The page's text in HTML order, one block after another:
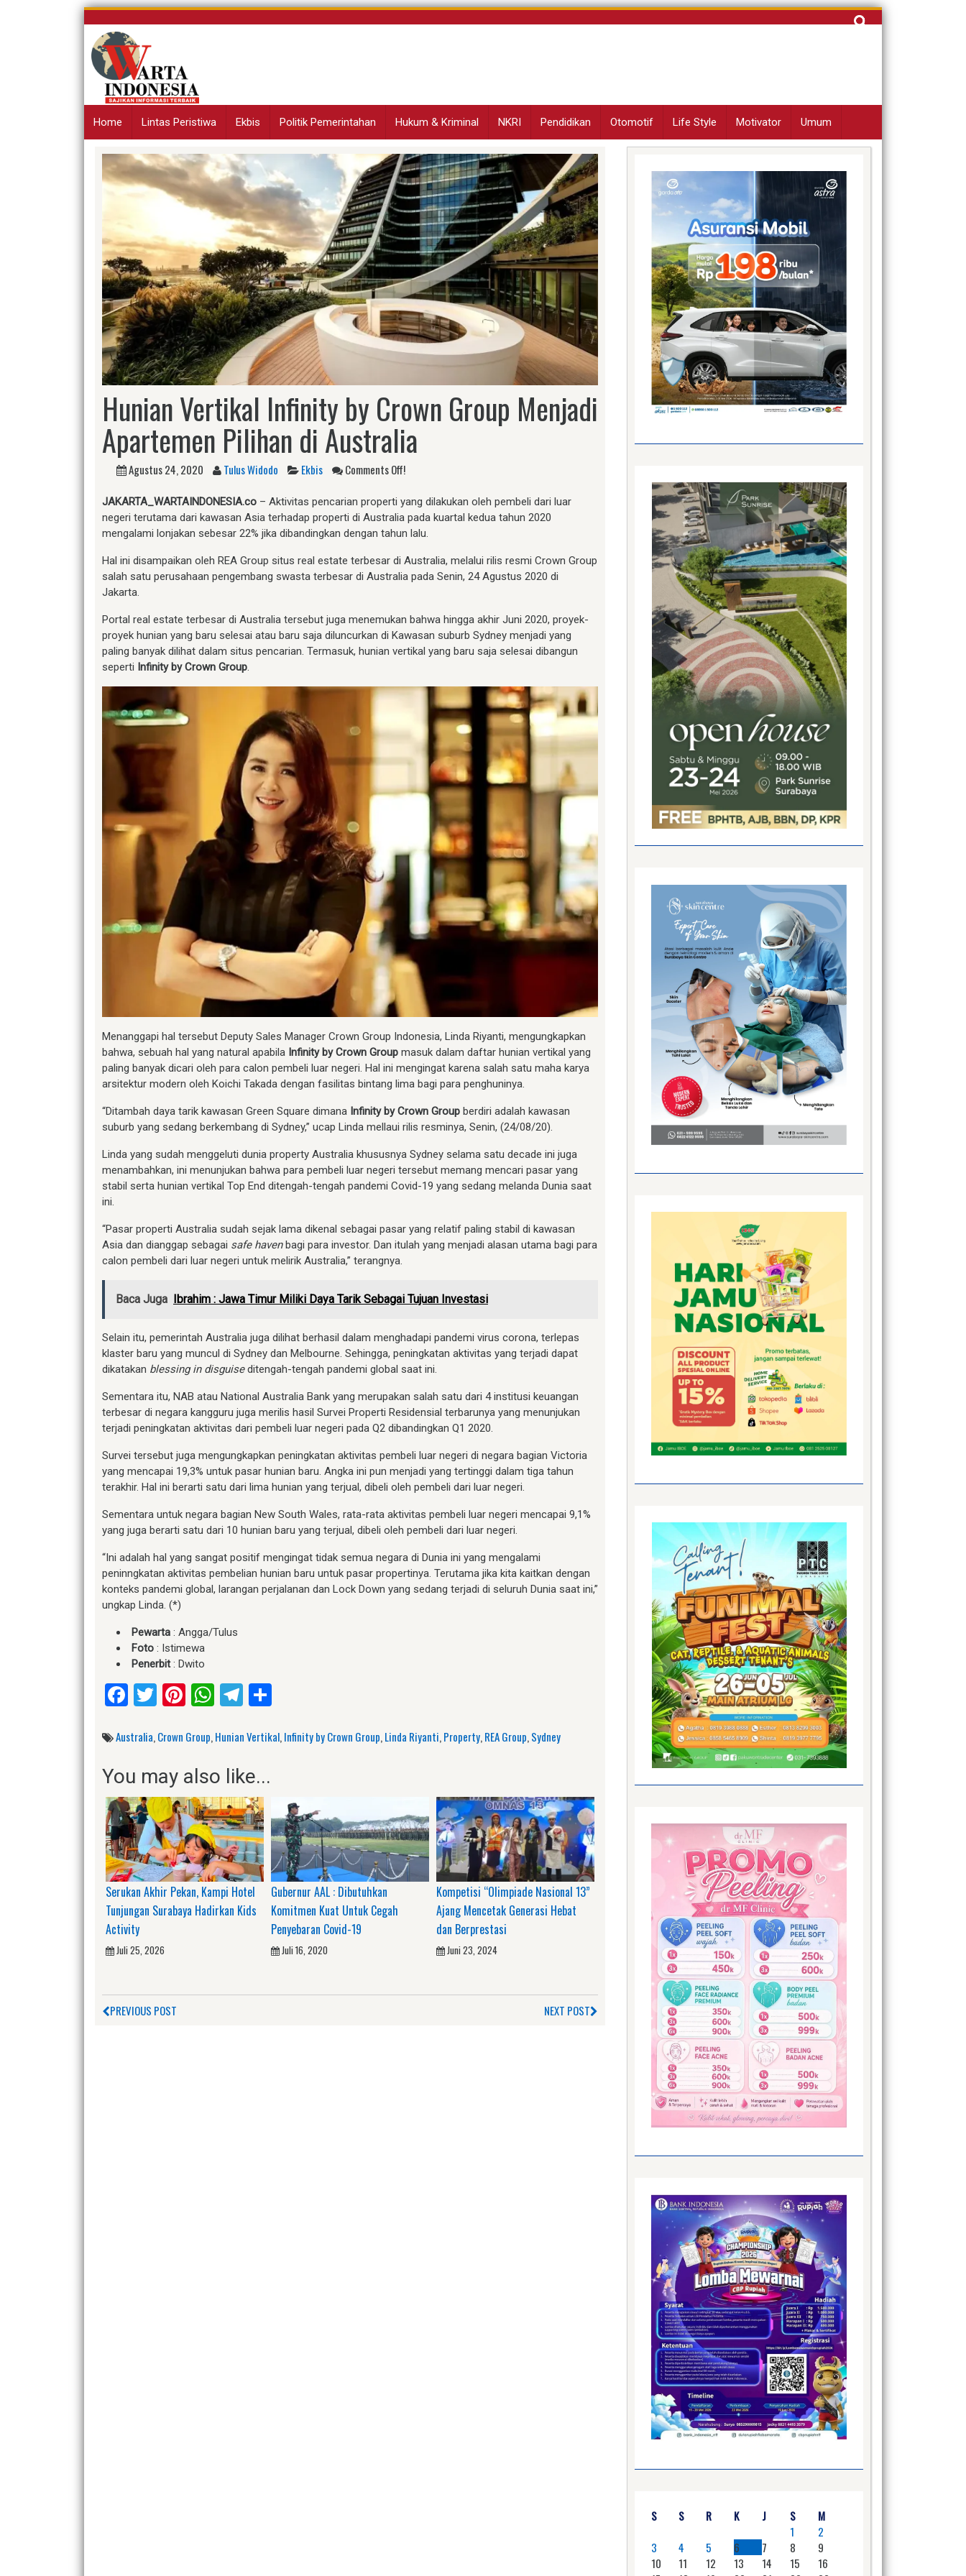
Skip
content
Cari
Home Lintas Peristiwa Ekbis Politik Pemerintahan Hukum & Kriminal NKRI Pendidikan Otomotif Life Style Motivator Umum
Hunian Vertikal Infinity by Crown Group Menjadi
Apartemen Pilihan di Australia
Agustus 24, 2020 Tulus Widodo Ekbis Comments Off!
JAKARTA_WARTAINDONESIA.co – Aktivitas pencarian properti yang dilakukan oleh pembeli dari luar
negeri terutama dari kawasan Asia terhadap properti di Australia pada kuartal kedua tahun 2020
mengalami lonjakan sebesar 22% jika dibandingkan dengan tahun lalu.
Hal ini disampaikan oleh REA Group situs real estate terbesar di Australia, melalui rilis resmi Crown Group
salah satu perusahaan pengembang swasta terbesar di Australia pada Senin, 24 Agustus 2020 di
Jakarta.
Portal real estate terbesar di Australia tersebut juga menemukan bahwa hingga akhir Juni 2020, proyek-
proyek hunian yang baru selesai atau baru saja diluncurkan di Kawasan suburb Sydney menjadi yang
paling banyak dilihat dalam situs pencarian. Termasuk, hunian vertikal yang baru saja selesai dibangun
seperti Infinity by Crown Group
Menanggapi hal tersebut Deputy Sales Manager Crown Group Indonesia, Linda Riyanti, mengungkapkan
bahwa, sebuah hal yang natural apabila Infinity by Crown Group masuk dalam daftar hunian vertikal yang
paling banyak dicari oleh para calon pembeli luar negeri. Hal ini mengingat karena salah satu maha karya
arsitektur modern oleh Koichi Takada dengan fasilitas bintang lima bagi para penghuninya.
“Ditambah daya tarik kawasan Green Square dimana Infinity by Crown Group berdiri adalah kawasan
suburb yang sedang berkembang di Sydney,” ucap Linda mellaui rilis resminya, Senin, (24/08/20).
Linda yang sudah menggeluti dunia property Australia khususnya Sydney selama satu decade ini juga
menambahkan, ini menunjukan bahwa para pembeli luar negeri tersebut memang mencari pasar yang
stabil serta hunian vertikal Top End ditengah-tengah pandemi Covid-19 yang sedang melanda Dunia saat
ini.
“Pasar properti Australia sudah sejak lama dikenal sebagai pasar yang relatif paling stabil di kawasan
Asia dan dianggap sebagai safe havenbagi para investor. Dan itulah yang menjadi alasan utama bagi para
calon pembeli dari luar negeri untuk melirik Australia,” terangnya.
Baca Juga Ibrahim : Jawa Timur Miliki Daya Tarik Sebagai Tujuan Investasi
Selain itu, pemerintah Australia juga dilihat berhasil dalam menghadapi pandemi virus corona, terlepas
klaster baru yang muncul di Sydney dan Melbourne. Sehingga, peningkatan aktivitas yang terjadi dapat
dikatakan blessing in disguiseditengah-tengah pandemi global saat ini.
Sementara itu, NAB atau National Australia Bank yang merupakan salah satu dari 4 institusi keuangan
terbesar di negara kangguru juga merilis hasil Survei Properti Residensial terbarunya yang menunjukan
terjadi peningkatan aktivitas dari pembeli luar negeri pada Q2 dibandingkan Q1 2020.
Survei tersebut juga mengungkapkan peningkatan aktivitas pembeli luar negeri di negara bagian Victoria
yang mencapai 19,3% untuk pasar hunian baru. Angka ini pun menjadi yang tertinggi dalam tiga tahun
terakhir. Hal ini berarti satu dari lima hunian yang terjual, dibeli oleh pembeli dari luar negeri.
Sementara untuk negara bagian New South Wales, rata-rata aktivitas pembeli luar negeri mencapai 9,1%
yang juga berarti satu dari 10 hunian baru yang terjual, dibeli oleh pembeli dari luar negeri.
“Ini adalah hal yang sangat positif mengingat tidak semua negara di Dunia ini yang mengalami
peninngkatan aktivitas pembelian hunian baru untuk pasar propertinya. Terutama jika kita kaitkan dengan
konteks pandemi global, larangan perjalanan dan Lock Down yang sedang terjadi di seluruh Dunia saat ini,”
ungkap Linda. (*)
Pewarta : Angga/Tulus
Foto : Istimewa
Penerbit: Dwito
Facebook
Twitter
Pinterest
WhatsApp
Telegram
Australia,Crown Group,Hunian Vertikal,Infinity by Crown Group,Linda Riyanti,Property,REA Group,Sydney
You may also like...
Serukan Akhir Pekan, Kampi Hotel
Tunjungan Surabaya Hadirkan Kids
Activity
Juli 25, 2026
Gubernur AAL : Dibutuhkan
Komitmen Kuat Untuk Cegah
Penyebaran Covid-19
Juli 16, 2020
Kompetisi “Olimpiade Nasional 13”
Ajang Mencetak Generasi Hebat
dan Berprestasi
Juni 23, 2024
PREVIOUS POST NEXT POST
S S R K J S
M
1
2
3
4 5 6 7 8
9
10
11 12 13 14 15
16